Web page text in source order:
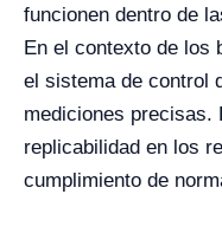
funcionen dentro de
En el contexto de los
el sistema de control
mediciones precisas.
replicabilidad en los
cumplimiento de